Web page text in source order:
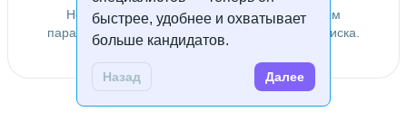
быстрее, удобнее и охватывает
больше кандидатов.
Назад Далее
Не удалось найти специалистов по заданным
параметрам. Попробуйте изменить условия поиска.